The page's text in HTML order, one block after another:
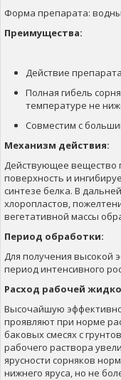
Форма препарата:
Преимущества:
Действие
Полная гибель
температуре не
Совместим с
Механизм действия:
Действующее вещество
поверхность и
синтезе белка. В
хлоропластов,
вегетативной массы
Период обработки:
Для получения высокой
период интенсивного
Расход рабочей
Высочайшую
проявляют при норме
баковых смесях с
рабочего раствора
ярусности сорняков
нижнего яруса, но не